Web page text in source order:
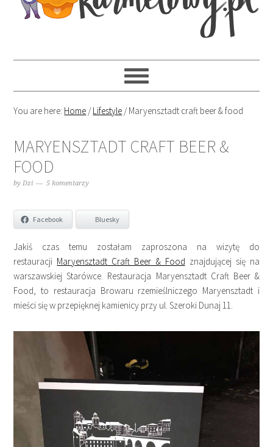
You are here: Home /Lifestyle /Maryensztadt craft beer & food
MARYENSZTADT CRAFT BEER &
FOOD
byDzi 5 komentarzy
Facebook Bluesky
Jakiś czas temu zostałam zaproszona na wizytę do
restauracji Maryensztadt Craft Beer & Food znajdującej się na
warszawskiej Starówce. Restauracja Maryensztadt Craft Beer &
Food, to restauracja Browaru rzemieślniczego Maryensztadt i
mieści się w przepięknej kamienicy przy ul. Szeroki Dunaj 11.